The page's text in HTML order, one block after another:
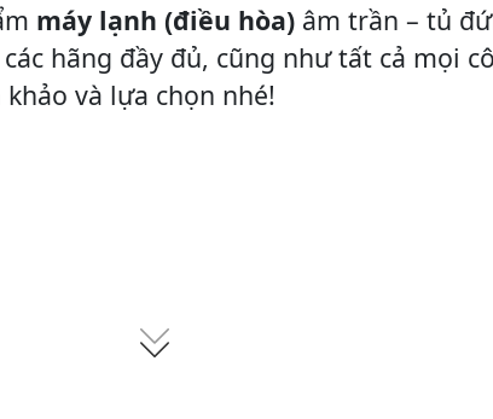
máy lạnh (điều hòa) âm trần – tủ
hãng đầy đủ, cũng như tất cả mọi
và lựa chọn nhé!